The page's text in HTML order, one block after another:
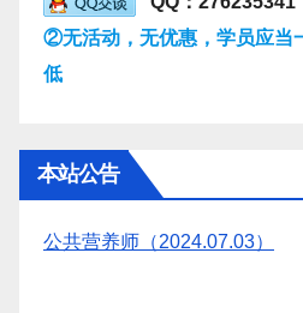
②无活动，无优惠，学员应当
低
本站公告
公共营养师（2024.07.03）